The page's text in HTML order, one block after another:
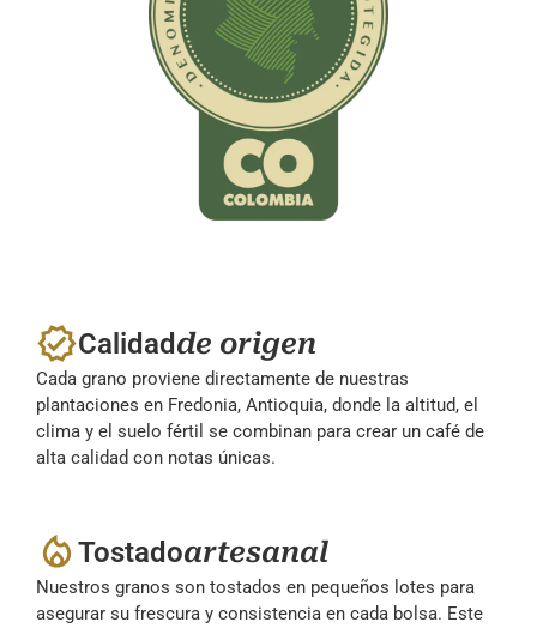
Calidadde origen
Cada grano proviene directamente de nuestras
plantaciones en Fredonia, Antioquia, donde la altitud, el
clima y el suelo fértil se combinan para crear un café de
alta calidad con notas únicas.
Tostadoartesanal
Nuestros granos son tostados en pequeños lotes para
asegurar su frescura y consistencia en cada bolsa. Este